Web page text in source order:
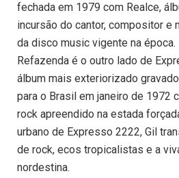
fechada em 1979 com Realce,
incursão do cantor, compositor e
da disco music vigente na época.
Refazenda é o outro lado de
álbum mais exteriorizado
para o Brasil em janeiro de 1972
rock apreendido na estada
urbano de Expresso 2222, Gil
de rock, ecos tropicalistas e a
nordestina.